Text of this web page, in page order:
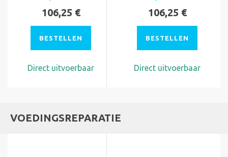
106,25 €
BESTELLEN
Direct uitvoerbaar
106,25 €
BESTELLEN
Direct uitvoerbaar
VOEDINGSREPARATIE